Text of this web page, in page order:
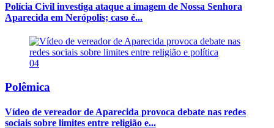
Polícia Civil investiga ataque a imagem de Nossa Senhora
Aparecida em Nerópolis; caso é...
04
Polêmica
Vídeo de vereador de Aparecida provoca debate nas redes
sociais sobre limites entre religião e...